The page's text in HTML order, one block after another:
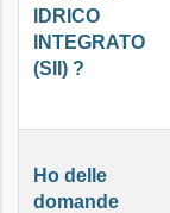
IDRICO
INTEGRATO
(SII) ?
Ho delle
domande